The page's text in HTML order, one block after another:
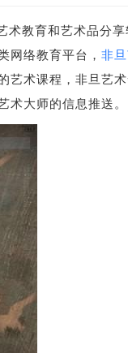
术教育和艺术品分
网络教育平台， 非
艺术课程，非旦艺
术大师的信息推送